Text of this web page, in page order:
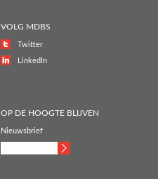
VOLG MDBS
Twitter
LinkedIn
OP DE HOOGTE BLIJVEN
Nieuwsbrief